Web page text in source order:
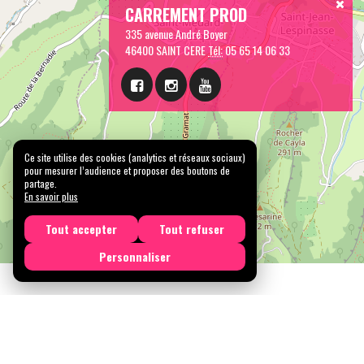
CARREMENT PROD
335 avenue André Boyer
46400 SAINT CERETél:05 65 14 06 33
Ce site utilise des cookies (analytics et réseaux sociaux)
pour mesurer l’audience et proposer des boutons de
partage.
En savoir plus
Tout accepter
Tout refuser
Personnaliser